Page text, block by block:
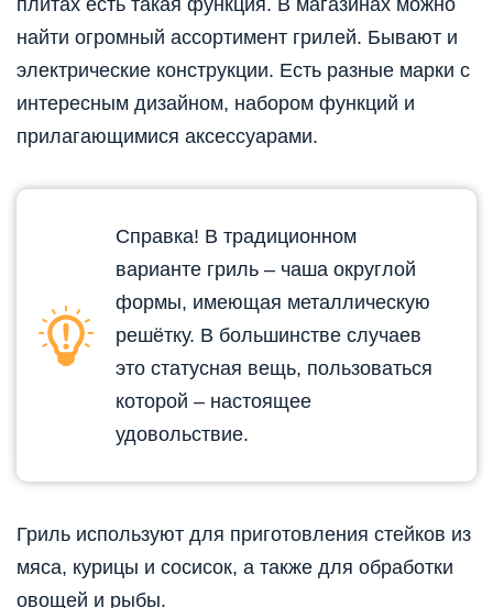
найти огромный ассортимент грилей. Бывают и
электрические конструкции. Есть разные марки с
интересным дизайном, набором функций и
прилагающимися аксессуарами.
Справка! В традиционном
варианте гриль – чаша округлой
формы, имеющая металлическую
решётку. В большинстве случаев
это статусная вещь, пользоваться
которой – настоящее
удовольствие.
Гриль используют для приготовления стейков из
мяса, курицы и сосисок, а также для обработки
овощей и рыбы.